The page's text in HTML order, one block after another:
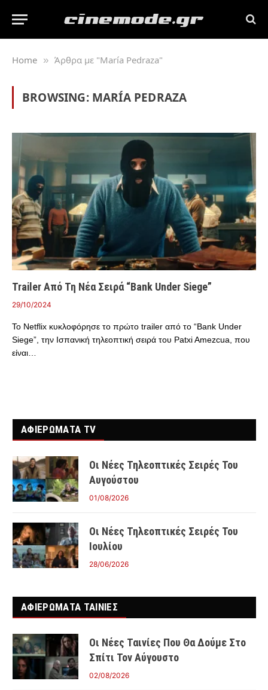
Home » Άρθρα με "María Pedraza"
BROWSING: MARÍA PEDRAZA
Trailer Από Τη Νέα Σειρά “Bank Under Siege”
29/10/2024
Το Netflix κυκλοφόρησε το πρώτο trailer από το “Bank Under
Siege”, την Ισπανική τηλεοπτική σειρά του Patxi Amezcua, που
είναι…
ΑΦΙΕΡΩΜΑΤΑ TV
Οι Νέες Τηλεοπτικές Σειρές Του
Αυγούστου
01/08/2026
Οι Νέες Τηλεοπτικές Σειρές Του
Ιουλίου
28/06/2026
ΑΦΙΕΡΩΜΑΤΑ ΤΑΙΝΊΕΣ
Οι Νέες Ταινίες Που Θα Δούμε Στο
Σπίτι Τον Αύγουστο
02/08/2026